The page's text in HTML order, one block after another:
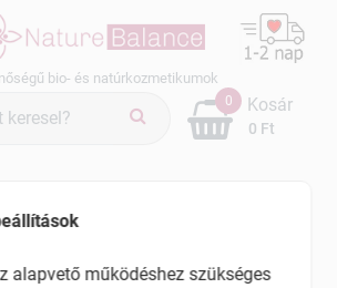
bio- és natúrkozmetikumok
0
0 Ft
Kosár
alapvető működéshez szükséges